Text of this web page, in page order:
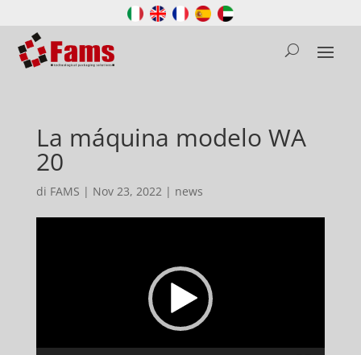
La máquina modelo WA
20
di FAMS | Nov 23, 2022| news